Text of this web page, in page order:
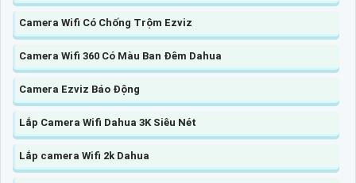
Camera Wifi Có Chống Trộm Ezviz
Camera Wifi 360 Có Màu Ban Đêm Dahua
Camera Ezviz Báo Động
Lắp Camera Wifi Dahua 3K Siêu Nét
Lắp camera Wifi 2k Dahua